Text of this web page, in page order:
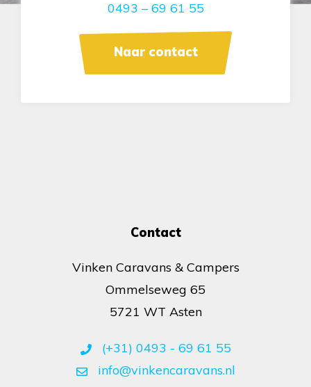
0493 – 69 61 55
Naar contact
Contact
Vinken Caravans & Campers
Ommelseweg 65
5721 WT Asten
(+31) 0493 - 69 61 55
info@vinkencaravans.nl